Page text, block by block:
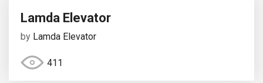
Lamda Elevator
by Lamda Elevator
411